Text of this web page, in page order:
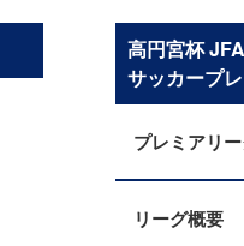
高円宮杯
サッカープ
プレミアリ
リーグ概要